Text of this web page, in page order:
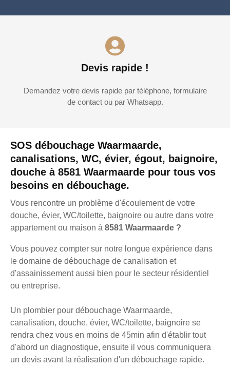
SOS débouchage Waarmaarde,
canalisations, WC, évier, égout, baignoire,
douche à 8581 Waarmaarde pour tous vos
besoins en débouchage.
Vous rencontre un problème d'écoulement de votre
douche, évier, WC/toilette, baignoire ou autre dans votre
appartement ou maison à 8581 Waarmaarde ?
Vous pouvez compter sur notre longue expérience dans
le domaine de débouchage de canalisation et
d'assainissement aussi bien pour le secteur résidentiel
ou entreprise.
Un plombier pour débouchage Waarmaarde,
canalisation, douche, évier, WC/toilette, baignoire se
rendra chez vous en moins de 45min afin d'établir tout
d'abord un diagnostique, ensuite il vous communiquera
un devis avant la réalisation d'un débouchage rapide.
Devis rapide !
Demandez votre devis rapide par téléphone, formulaire
de contact ou par Whatsapp.